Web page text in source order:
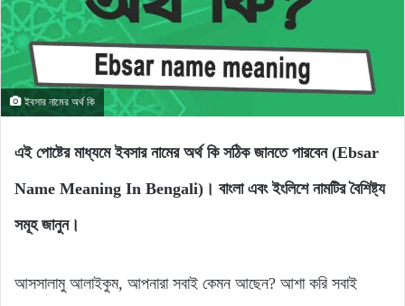
ইবসার নামের অর্থ কি
এই পোষ্টের মাধ্যমে ইবসার নামের অর্থ কি সঠিক জানতে পারবেন (Ebsar
Name Meaning In Bengali)। বাংলা এবং ইংলিশে নামটির বৈশিষ্ট্য
সমূহ জানুন।
আসসালামু আলাইকুম, আপনারা সবাই কেমন আছেন? আশা করি সবাই